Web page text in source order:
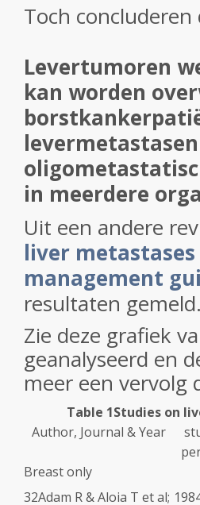
Toch
Levertumoren
kan worden
in meerdere
Uit een andere
liver
management
resultaten gemeld.
Zie deze grafiek
geanalyseerd en
meer een vervolg
Table 1Studies on
Author, Journal & Year
Breast only
32Adam R & Aloia T et al;